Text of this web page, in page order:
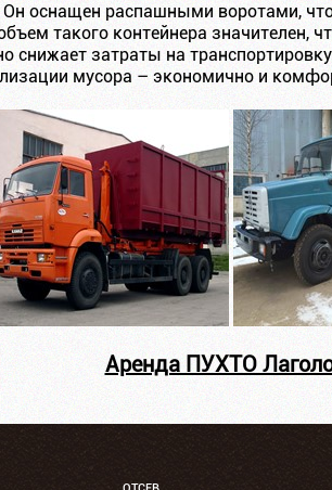
оснащен распашными воротами,
такого контейнера значителен,
снижает затраты на
мусора – экономично и
Аренда ПУХТО